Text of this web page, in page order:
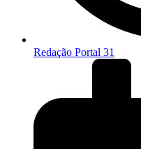
Redação Portal 31